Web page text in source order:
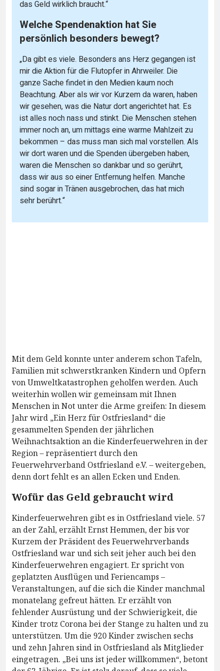
das Geld wirklich braucht.“
Welche Spendenaktion hat Sie
persönlich besonders bewegt?
„Da gibt es viele. Besonders ans Herz gegangen ist
mir die Aktion für die Flutopfer in Ahrweiler. Die
ganze Sache findet in den Medien kaum noch
Beachtung. Aber als wir vor Kurzem da waren, haben
wir gesehen, was die Natur dort angerichtet hat. Es
ist alles noch nass und stinkt. Die Menschen stehen
immer noch an, um mittags eine warme Mahlzeit zu
bekommen – das muss man sich mal vorstellen. Als
wir dort waren und die Spenden übergeben haben,
waren die Menschen so dankbar und so gerührt,
dass wir aus so einer Entfernung helfen. Manche
sind sogar in Tränen ausgebrochen, das hat mich
sehr berührt.“
Mit dem Geld konnte unter anderem schon Tafeln,
Familien mit schwerstkranken Kindern und Opfern
von Umweltkatastrophen geholfen werden. Auch
weiterhin wollen wir gemeinsam mit Ihnen
Menschen in Not unter die Arme greifen: In diesem
Jahr wird „Ein Herz für Ostfriesland“ die
gesammelten Spenden der jährlichen
Weihnachtsaktion an die Kinderfeuerwehren in der
Region – repräsentiert durch den
Feuerwehrverband Ostfriesland e.V. – weitergeben,
denn dort fehlt es an allen Ecken und Enden.
Wofür das Geld gebraucht wird
Kinderfeuerwehren gibt es in Ostfriesland viele. 57
an der Zahl, erzählt Ernst Hemmen, der bis vor
Kurzem der Präsident des Feuerwehrverbands
Ostfriesland war und sich seit jeher auch bei den
Kinderfeuerwehren engagiert. Er spricht von
geplatzten Ausflügen und Feriencamps –
Veranstaltungen, auf die sich die Kinder manchmal
monatelang gefreut hätten. Er erzählt von
fehlender Ausrüstung und der Schwierigkeit, die
Kinder trotz Corona bei der Stange zu halten und zu
unterstützen. Um die 920 Kinder zwischen sechs
und zehn Jahren sind in Ostfriesland als Mitglieder
eingetragen. „Bei uns ist jeder willkommen“, betont